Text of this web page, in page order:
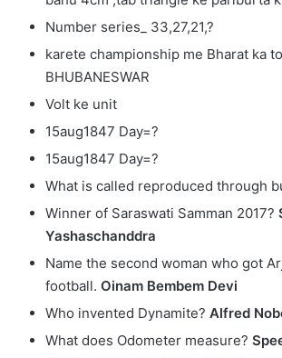
Number series_ 33,27,21,?
karete championship me Bharat ka
BHUBANESWAR
Volt ke unit
15aug1847 Day=?
15aug1847 Day=?
What is called reproduced through
Winner of Saraswati Samman 2017?
Yashaschanddra
Name the second woman who got
football. Oinam Bembem Devi
Who invented Dynamite? Alfred
What does Odometer measure?